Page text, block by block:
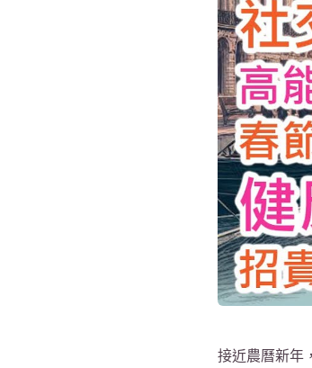
接近農曆新年